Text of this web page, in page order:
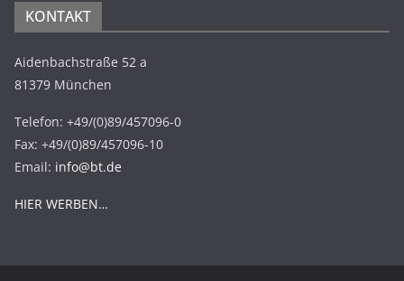
KONTAKT
Aidenbachstraße 52 a
81379 München
Telefon: +49/(0)89/457096-0
Fax: +49/(0)89/457096-10
Email: info@bt.de
HIER WERBEN…